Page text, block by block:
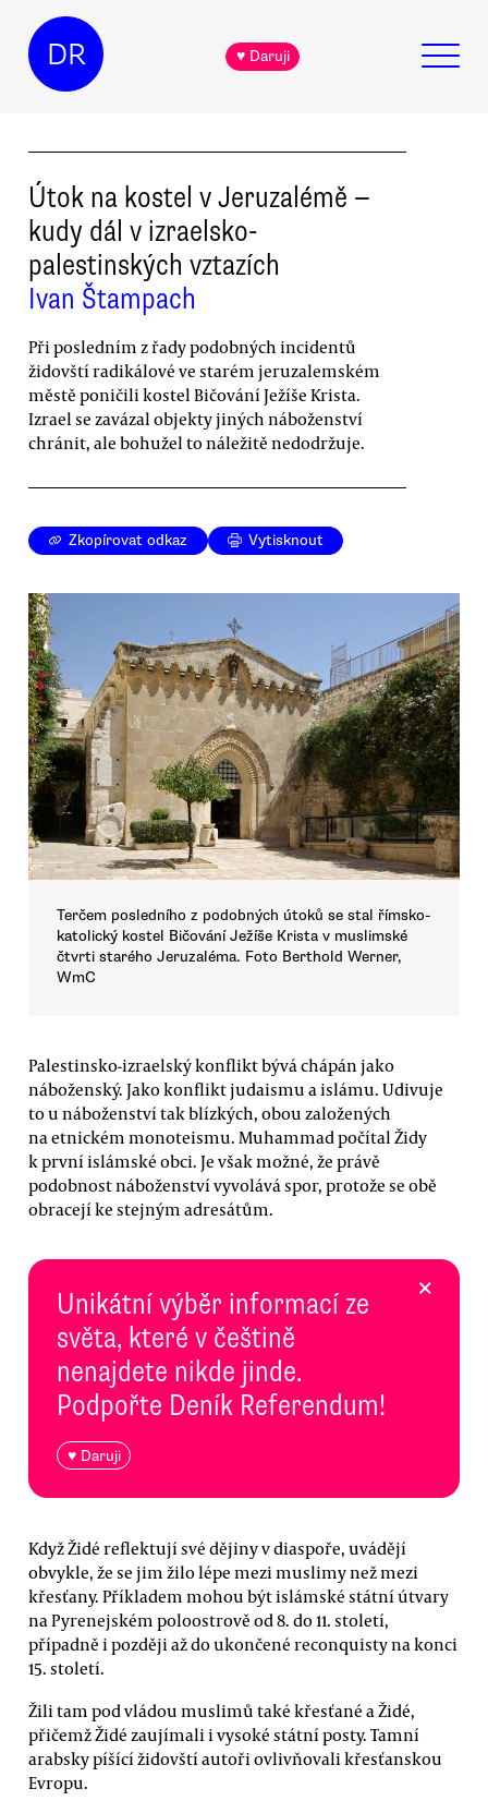
DR ♥ Daruji
Útok na kostel v Jeruzalémě —
kudy dál v izraelsko-
palestinských vztazích
Ivan Štampach
Při posledním z řady podobných incidentů
židovští radikálové ve starém jeruzalemském
městě poničili kostel Bičování Ježíše Krista.
Izrael se zavázal objekty jiných náboženství
chránit, ale bohužel to náležitě nedodržuje.
Zkopírovat odkaz Vytisknout
Terčem posledního z podobných útoků se stal římsko-
katolický kostel Bičování Ježíše Krista v muslimské
čtvrti starého Jeruzaléma. Foto Berthold Werner,
WmC
Palestinsko-izraelský konflikt bývá chápán jako
náboženský. Jako konflikt judaismu a islámu. Udivuje
to u náboženství tak blízkých, obou založených
na etnickém monoteismu. Muhammad počítal Židy
k první islámské obci. Je však možné, že právě
podobnost náboženství vyvolává spor, protože se obě
obracejí ke stejným adresátům.
Unikátní výběr informací ze
světa, které v češtině
nenajdete nikde jinde.
Podpořte Deník Referendum!
♥ Daruji
×
Když Židé reflektují své dějiny v diaspoře, uvádějí
obvykle, že se jim žilo lépe mezi muslimy než mezi
křesťany. Příkladem mohou být islámské státní útvary
na Pyrenejském poloostrově od 8. do 11. století,
případně i později až do ukončené reconquisty na konci
15. století.
Žili tam pod vládou muslimů také křesťané a Židé,
přičemž Židé zaujímali i vysoké státní posty. Tamní
arabsky píšící židovští autoři ovlivňovali křesťanskou
Evropu.